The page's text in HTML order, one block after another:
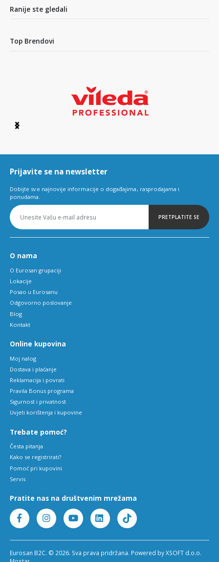
14
Ranije ste gledali
Top Brendovi
Item
6
Prijavite se na newsletter
Dobijte sve najnovije informacije o događajima, rasprodajama i
ponudama.
PRETPLATITE SE
O nama
O Eurosan grupaciji
Lokacije
Posao u Eurosanu
Odgovorno poslovanje
Blog
Kontakt
Online kupovina
Moj nalog
Dostava i plaćanje
Reklamacija i povrati
Pravila Bonus programa
Sigurnost i privatnost
Uvjeti korištenja i kupovine
Trebate pomoć?
Česta pitanja
Kako se registrirati?
Pomoć pri kupovini
Servis
Pratite nas na društvenim mrežama
Eurosan B2C. © 2026. Sva prava pridržana. Powered by XSOFT d.o.o.